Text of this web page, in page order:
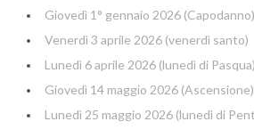
Giovedì 1° gennaio 2026 (Capodanno)
Venerdì 3 aprile 2026 (venerdì santo)
Lunedì 6 aprile 2026 (lunedì di Pasqua)
Giovedì 14 maggio 2026 (Ascensione)
Lunedì 25 maggio 2026 (lunedì di